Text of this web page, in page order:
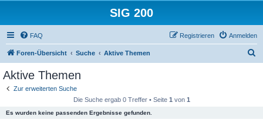
SIG 200
FAQ Anmelden
Registrieren
Foren-Übersicht Suche Aktive Themen
Aktive Themen
Zur erweiterten Suche
Die Suche ergab 0 Treffer • Seite 1 von 1
Es wurden keine passenden Ergebnisse gefunden.